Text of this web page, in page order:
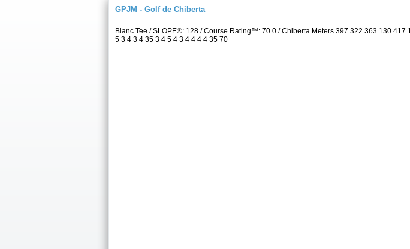
GPJM - Golf de Chiberta
Blanc Tee / SLOPE®: 128 / Course Rating™: 70.0 / Chiberta Meters 397 322 363 130
5 3 4 3 4 35 3 4 5 4 3 4 4 4 4 35 70